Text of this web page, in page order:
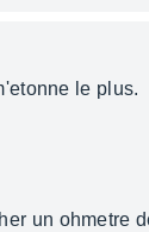
le plus.
un ohmetre